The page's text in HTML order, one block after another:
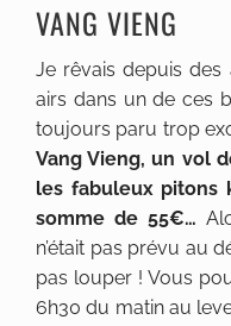
VANG VIENG
Je rêvais depuis des
airs dans un de ces
toujours paru trop
Vang Vieng, un vol
les fabuleux pitons
somme de 55€…
n’était pas prévu au
pas louper ! Vous
6h30 du matin au